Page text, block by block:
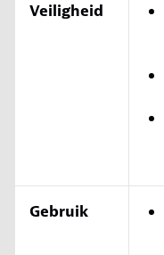
Veiligheid
Gebruik